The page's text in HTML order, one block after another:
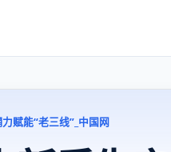
赋能“老三线”_中国网